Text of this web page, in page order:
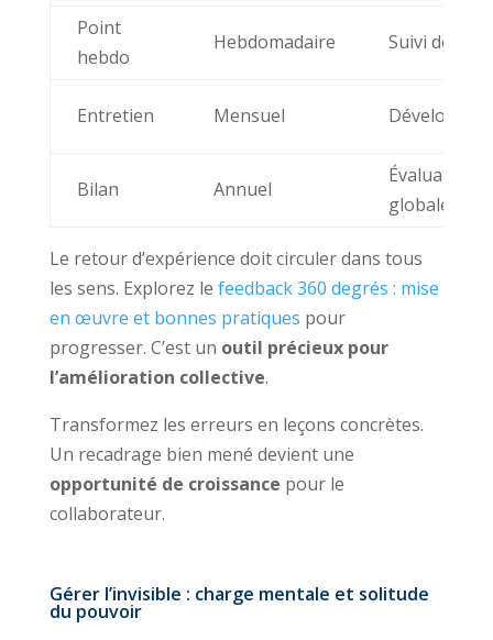
Point
hebdo
Hebdomadaire Suivi des
Entretien Mensuel
Bilan Annuel
Évaluation
globale
Le retour d’expérience doit circuler dans tous
les sens. Explorez le feedback 360 degrés : mise
en œuvre et bonnes pratiques pour
progresser. C’est un outil précieux pour
l’amélioration collective.
Transformez les erreurs en leçons concrètes.
Un recadrage bien mené devient une
opportunité de croissance pour le
collaborateur.
Gérer l’invisible : charge mentale et solitude
du pouvoir